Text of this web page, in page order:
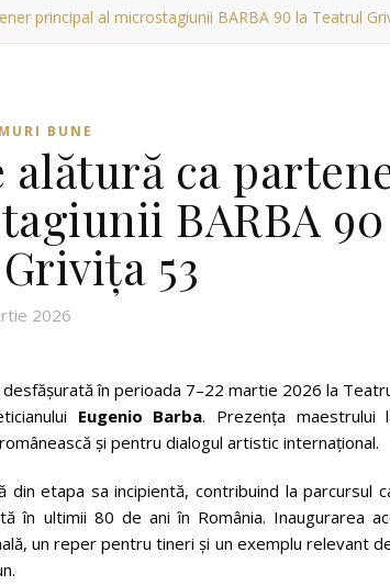
principal al microstagiunii BARBA 90 la Teatrul
BUNE
alătură ca
BARBA
53
2026
desfășurată în perioada 7–22 martie 2026 la
Eugenio Barba. Prezența maestrului
și pentru dialogul artistic internațional.
etapa sa incipientă, contribuind la parcursul
în ultimii 80 de ani în România. Inaugurarea
un reper pentru tineri și un exemplu relevant